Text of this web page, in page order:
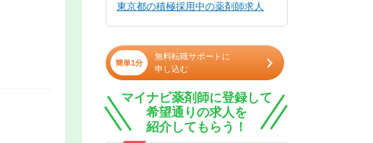
東京都の積極採用中の薬剤師求人
簡単1分
無料転職サポートに
申し込む
マイナビ薬剤師に登録して
希望通りの求人を
紹介してもらう！